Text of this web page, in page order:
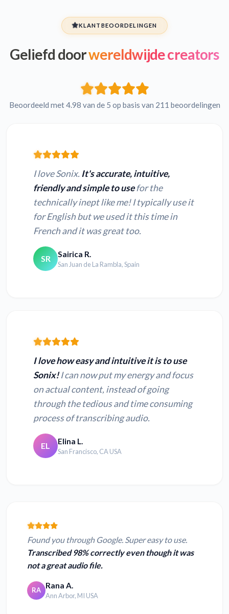
KLANTBEOORDELINGEN
Geliefd doorwereldwijde creators
Beoordeeld met 4.98 van de 5 op basis van 211 beoordelingen
I love Sonix. It's accurate, intuitive,
friendly and simple to usefor the
technically inept like me! I typically use it
for English but we used it this time in
French and it was great too.
SR Sairica R.
San Juan de La Rambla, Spain
I love how easy and intuitive it is to use
Sonix!I can now put my energy and focus
on actual content, instead of going
through the tedious and time consuming
process of transcribing audio.
EL Elina L.
San Francisco, CA USA
Found you through Google. Super easy to use.
Transcribed 98% correctly even though it was
not a great audio file.
RA Rana A.
Ann Arbor, MI USA